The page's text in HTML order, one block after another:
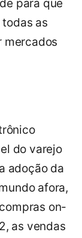
para que
as
mercados
do varejo
adoção da
afora,
on-
as vendas